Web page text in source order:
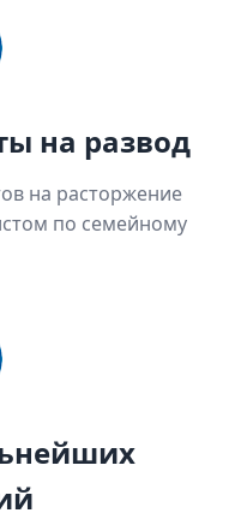
на развод
на расторжение
по семейному